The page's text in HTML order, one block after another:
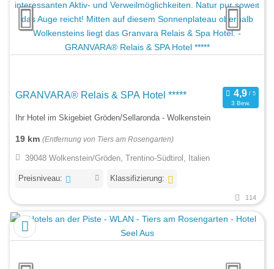
GRANVARA® Relais & SPA Hotel *****
3 Bew.
Ihr Hotel im Skigebiet Gröden/Sellaronda - Wolkenstein
19 km (Entfernung von Tiers am Rosengarten)
39048 Wolkenstein/Gröden, Trentino-Südtirol, Italien
Preisniveau: Klassifizierung:
114